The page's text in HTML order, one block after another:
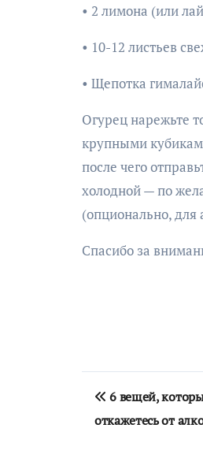
• 2 лимона (или
• 10-12 листьев
• Щепотка
Огурец нарежьте
крупными
после чего
холодной — по
(опционально, для
Спасибо за
по
6 вещей,
откажетесь от